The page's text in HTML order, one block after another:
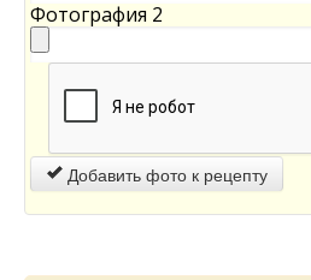
Фотография 2
Добавить фото к рецепту